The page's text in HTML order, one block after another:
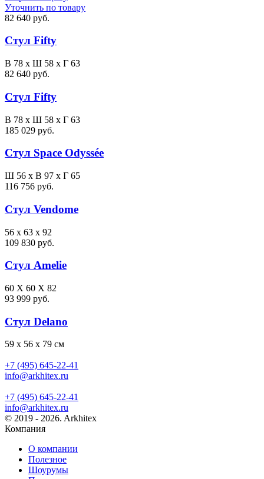
Уточнить по товару
82 640 руб.
Стул Fifty
В 78 x Ш 58 x Г 63
82 640 руб.
Стул Fifty
В 78 x Ш 58 x Г 63
185 029 руб.
Стул Space Odyssée
Ш 56 x В 97 x Г 65
116 756 руб.
Стул Vendome
56 x 63 x 92
109 830 руб.
Стул Amelie
60 X 60 X 82
93 999 руб.
Стул Delano
59 x 56 x 79 см
+7 (495) 645-22-41
info@arkhitex.ru
+7 (495) 645-22-41
info@arkhitex.ru
© 2019 - 2026. Arkhitex
Компания
О компании
Полезное
Шоурумы